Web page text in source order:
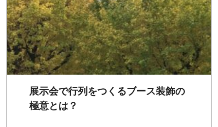
展示会で行列をつくるブース装飾の
極意とは？